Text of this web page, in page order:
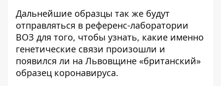
Дальнейшие образцы так же будут
отправляться в референс-лаборатории
ВОЗ для того, чтобы узнать, какие именно
генетические связи произошли и
появился ли на Львовщине «британский»
образец коронавируса.